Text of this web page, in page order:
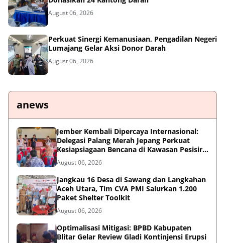
August 06, 2026
Perkuat Sinergi Kemanusiaan, Pengadilan Negeri
Lumajang Gelar Aksi Donor Darah
August 06, 2026
anews
Jember Kembali Dipercaya Internasional:
Delegasi Palang Merah Jepang Perkuat
Kesiapsiagaan Bencana di Kawasan Pesisir
dan Sekolah
August 06, 2026
Jangkau 16 Desa di Sawang dan Langkahan
Aceh Utara, Tim CVA PMI Salurkan 1.200
Paket Shelter Toolkit
August 06, 2026
Optimalisasi Mitigasi: BPBD Kabupaten
Blitar Gelar Review Gladi Kontinjensi Erupsi